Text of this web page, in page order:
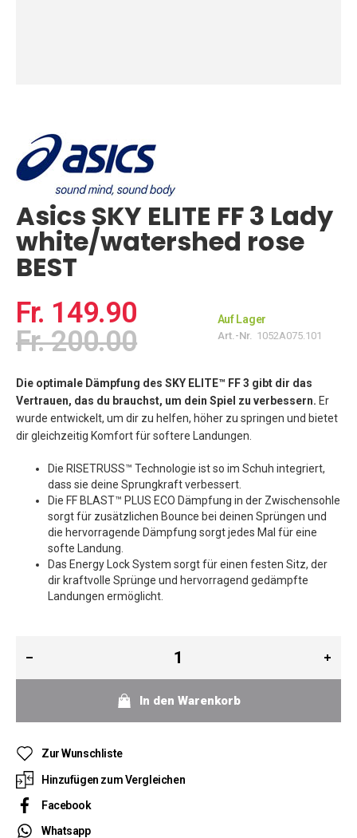
Bildgalerie
springen
Asics SKY ELITE FF 3 Lady
white/watershed rose
BEST
Fr. 149.90
Fr. 200.00
Auf Lager
Art.-Nr. 1052A075.101
Die optimale Dämpfung des SKY ELITE™ FF 3 gibt dir das
Vertrauen, das du brauchst, um dein Spiel zu verbessern. Er
wurde entwickelt, um dir zu helfen, höher zu springen und bietet
dir gleichzeitig Komfort für softere Landungen.
Die RISETRUSS™ Technologie ist so im Schuh integriert,
dass sie deine Sprungkraft verbessert.
Die FF BLAST™ PLUS ECO Dämpfung in der Zwischensohle
sorgt für zusätzlichen Bounce bei deinen Sprüngen und
die hervorragende Dämpfung sorgt jedes Mal für eine
softe Landung.
Das Energy Lock System sorgt für einen festen Sitz, der
dir kraftvolle Sprünge und hervorragend gedämpfte
Landungen ermöglicht.
In den Warenkorb
Zur Wunschliste
Hinzufügen zum Vergleichen
Facebook
Whatsapp